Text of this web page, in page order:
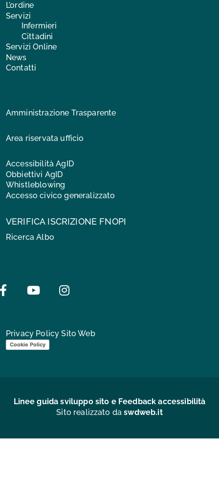
L’ordine
Servizi
Infermieri
Cittadini
Servizi Online
News
Contatti
Amministrazione Trasparente
Area riservata ufficio
Accessibilità AgID
Obbiettivi AgID
Whistleblowing
Accesso civico generalizzato
VERIFICA ISCRIZIONE FNOPI
Ricerca Albo
FacebookYoutube
Privacy Policy Sito Web
Cookie Policy
Linee guida sviluppo sito e Feedback accessibilità
Sito realizzato daswdweb.it